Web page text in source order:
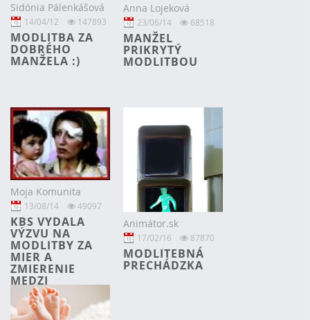
Sidónia Pálenkášová
14/04/12 147893
MODLITBA ZA
DOBRÉHO
MANŽELA :)
Anna Lojeková
23/06/14 68518
MANŽEL
PRIKRYTÝ
MODLITBOU
Moja Komunita
13/08/14 49097
KBS VYDALA
VÝZVU NA
MODLITBY ZA
MIER A
ZMIERENIE
MEDZI
NÁRODMI
Animátor.sk
17/02/16 87870
MODLITEBNÁ
PRECHÁDZKA